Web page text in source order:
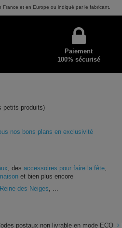
et en Europe ou indiqué par le fabricant.
Paiement
100% sécurisé
petits produits)
nos bons plans en exclusivité
, desaccessoires pour faire la fête
et bien plus encore
Reine des Neiges
postaux non livrable en mode ECO